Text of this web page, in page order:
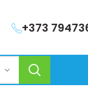
+373